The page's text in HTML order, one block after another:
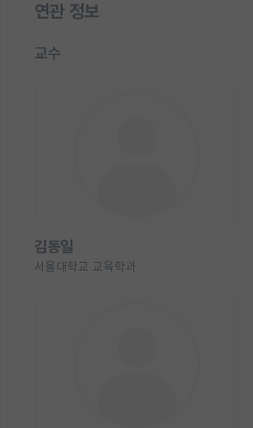
연관 정보
교수
김동일
서울대학교 교육학과